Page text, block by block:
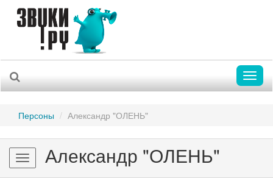
Персоны Александр "ОЛЕНЬ"
Toggle
navigation
Александр "ОЛЕНЬ"